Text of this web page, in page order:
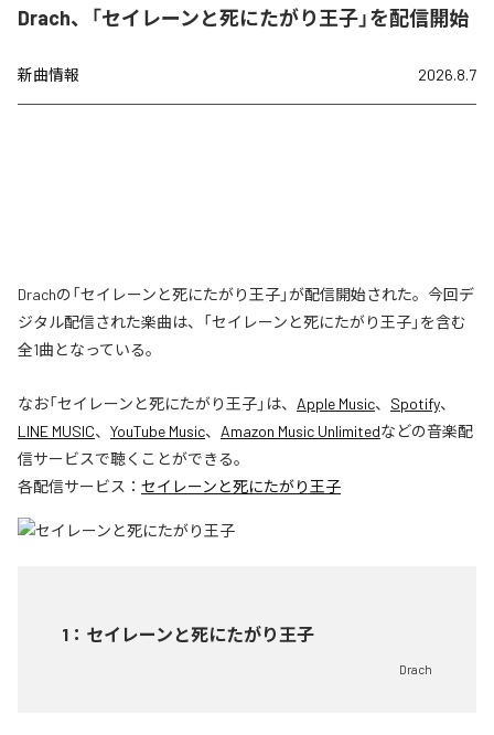
Drach、「セイレーンと死にたがり王子」を配信開始
新曲情報 2026.8.7
Drachの「セイレーンと死にたがり王子」が配信開始された。今回デ
ジタル配信された楽曲は、「セイレーンと死にたがり王子」を含む
全1曲となっている。
なお「セイレーンと死にたがり王子」は、 Apple Music、 Spotify、
LINE MUSIC、 YouTube Music、 Amazon Music Unlimitedなどの音楽配
信サービスで聴くことができる。
各配信サービス： セイレーンと死にたがり王子
1 ： セイレーンと死にたがり王子
Drach